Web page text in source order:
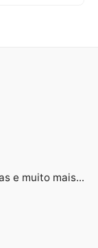
e muito mais...